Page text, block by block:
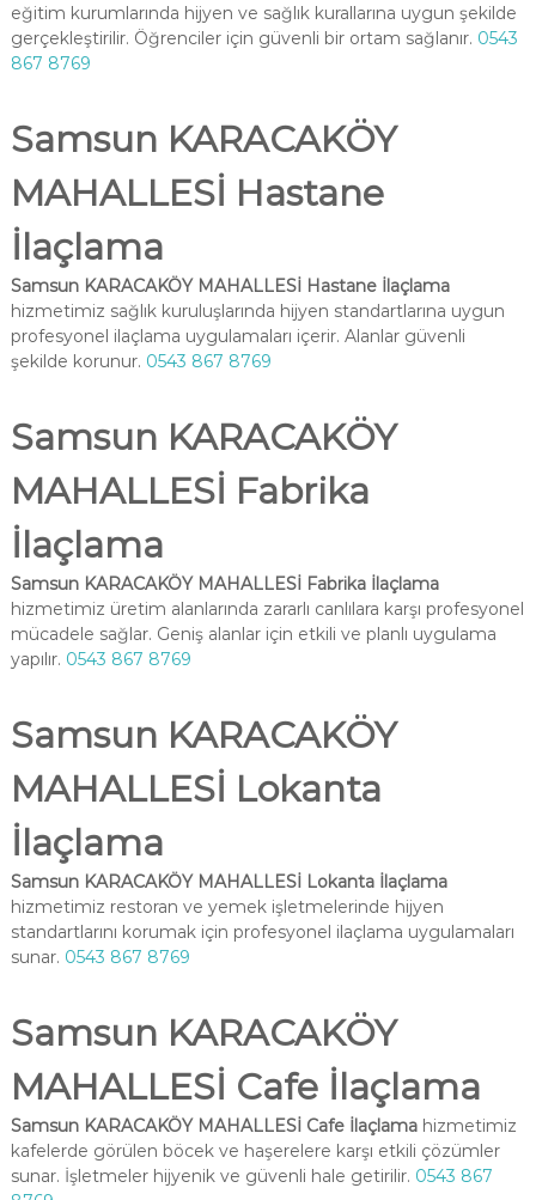
eğitim kurumlarında hijyen ve sağlık kurallarına uygun şekilde
gerçekleştirilir. Öğrenciler için güvenli bir ortam sağlanır. 0543
867 8769
Samsun KARACAKÖY
MAHALLESİ Hastane
İlaçlama
Samsun KARACAKÖY MAHALLESİ Hastane İlaçlama
hizmetimiz sağlık kuruluşlarında hijyen standartlarına uygun
profesyonel ilaçlama uygulamaları içerir. Alanlar güvenli
şekilde korunur. 0543 867 8769
Samsun KARACAKÖY
MAHALLESİ Fabrika
İlaçlama
Samsun KARACAKÖY MAHALLESİ Fabrika İlaçlama
hizmetimiz üretim alanlarında zararlı canlılara karşı profesyonel
mücadele sağlar. Geniş alanlar için etkili ve planlı uygulama
yapılır. 0543 867 8769
Samsun KARACAKÖY
MAHALLESİ Lokanta
İlaçlama
Samsun KARACAKÖY MAHALLESİ Lokanta İlaçlama
hizmetimiz restoran ve yemek işletmelerinde hijyen
standartlarını korumak için profesyonel ilaçlama uygulamaları
sunar. 0543 867 8769
Samsun KARACAKÖY
MAHALLESİ Cafe İlaçlama
Samsun KARACAKÖY MAHALLESİ Cafe İlaçlamahizmetimiz
kafelerde görülen böcek ve haşerelere karşı etkili çözümler
sunar. İşletmeler hijyenik ve güvenli hale getirilir. 0543 867